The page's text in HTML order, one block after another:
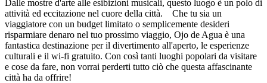
Dalle mostre d'arte alle esibizioni musicali, questo luogo è un polo di
attività ed eccitazione nel cuore della città. Che tu sia un
viaggiatore con un budget limitato o semplicemente desideri
risparmiare denaro nel tuo prossimo viaggio, Ojo de Agua è una
fantastica destinazione per il divertimento all'aperto, le esperienze
culturali e il wi-fi gratuito. Con così tanti luoghi popolari da visitare
e cose da fare, non vorrai perderti tutto ciò che questa affascinante
città ha da offrire!